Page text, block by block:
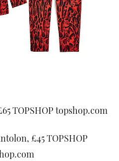
TOPSHOP topshop.com
£45 TOPSHOP